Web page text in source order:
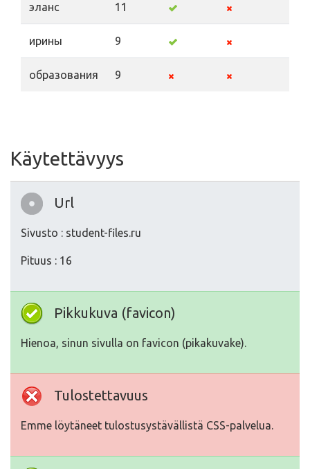
эланс 11
ирины 9
образования 9
Käytettävyys
Url
Sivusto : student-files.ru
Pituus : 16
Pikkukuva (favicon)
Hienoa, sinun sivulla on favicon (pikakuvake).
Tulostettavuus
Emme löytäneet tulostusystävällistä CSS-palvelua.